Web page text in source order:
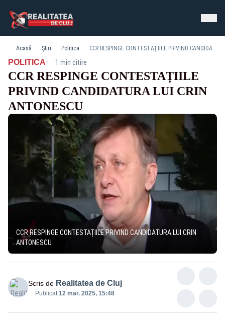
Acasă Știri Politica CCR RESPINGE CONTESTAȚIILE PRIVIND CANDIDATURA LUI CRIN ANTONESCU
POLITICA· 1 min citire
CCR RESPINGE CONTESTAȚIILE
PRIVIND CANDIDATURA LUI CRIN
ANTONESCU
CCR RESPINGE CONTESTAȚIILE PRIVIND CANDIDATURA LUI CRIN
ANTONESCU
Scris de Realitatea de Cluj
Publicat:12 mar. 2025, 15:48